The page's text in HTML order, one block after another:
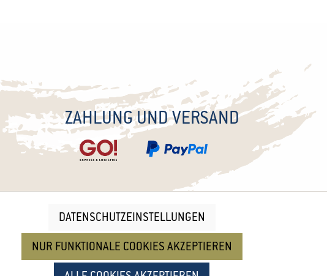
ZAHLUNG UND VERSAND
Versand Cookie Einstellungen
DATENSCHUTZEINSTELLUNGEN
NUR FUNKTIONALE COOKIES AKZEPTIEREN